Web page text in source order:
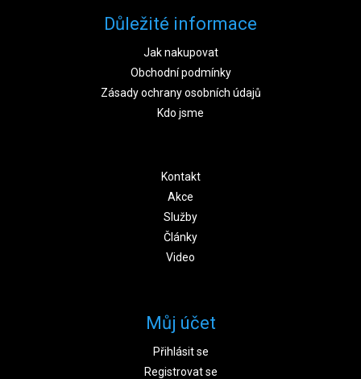
Důležité informace
Jak nakupovat
Obchodní podmínky
Zásady ochrany osobních údajů
Kdo jsme
Kontakt
Akce
Služby
Články
Video
Můj účet
Přihlásit se
Registrovat se